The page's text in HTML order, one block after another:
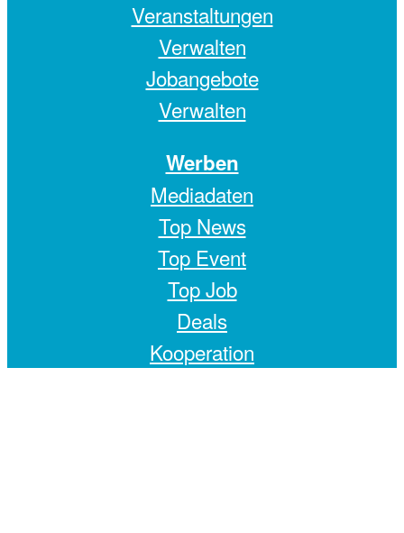
Veranstaltungen
Verwalten
Jobangebote
Verwalten
Werben
Mediadaten
Top News
Top Event
Top Job
Deals
Kooperation